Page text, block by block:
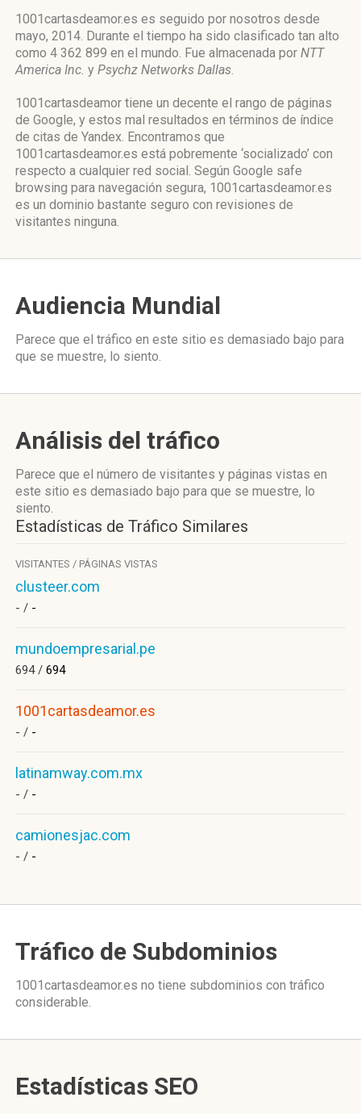
1001cartasdeamor.es es seguido por nosotros desde
mayo, 2014. Durante el tiempo ha sido clasificado tan alto
como 4 362 899 en el mundo. Fue almacenada por NTT
America Inc. y Psychz Networks Dallas.
1001cartasdeamor tiene un decente el rango de páginas
de Google, y estos mal resultados en términos de índice
de citas de Yandex. Encontramos que
1001cartasdeamor.es está pobremente ‘socializado’ con
respecto a cualquier red social. Según Google safe
browsing para navegación segura, 1001cartasdeamor.es
es un dominio bastante seguro con revisiones de
visitantes ninguna.
Audiencia Mundial
Parece que el tráfico en este sitio es demasiado bajo para
que se muestre, lo siento.
Análisis del tráfico
Parece que el número de visitantes y páginas vistas en
este sitio es demasiado bajo para que se muestre, lo
siento.
Estadísticas de Tráfico Similares
VISITANTES / PÁGINAS VISTAS
clusteer.com
- / -
mundoempresarial.pe
694 / 694
1001cartasdeamor.es
- / -
latinamway.com.mx
- / -
camionesjac.com
- / -
Tráfico de Subdominios
1001cartasdeamor.es no tiene subdominios con tráfico
considerable.
Estadísticas SEO